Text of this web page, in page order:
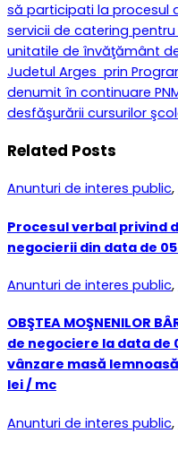
să participati la procesul
servicii de catering
unitatile de învăţământ
Judetul Arges prin
denumit în continuare
desfăşurării cursurilor
Related Posts
Anunturi de interes public,
Procesul verbal privind
negocierii din data de
Anunturi de interes public,
OBŞTEA MOŞNENILOR
de negociere la data de
vânzare masă
lei / mc
Anunturi de interes public,